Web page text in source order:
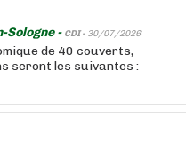
Sologne - CDI - 30/07/2026
de 40 couverts,
seront les suivantes : -